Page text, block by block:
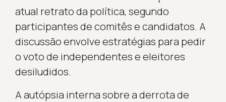
atual retrato da política, segundo
participantes de comitês e candidatos. A
discussão envolve estratégias para pedir
o voto de independentes e eleitores
desiludidos.
A autópsia interna sobre a derrota de